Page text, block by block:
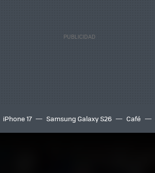
iPhone 17 Samsung Galaxy S26 Café